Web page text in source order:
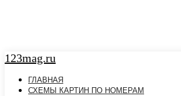
123mag.ru
ГЛАВНАЯ
СХЕМЫ КАРТИН ПО НОМЕРАМ